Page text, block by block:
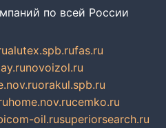
по всей России
alutex.spb.rufas.ru
novoizol.ru
orakul.spb.ru
home.nov.rucemko.ru
oil.rusuperiorsearch.ru